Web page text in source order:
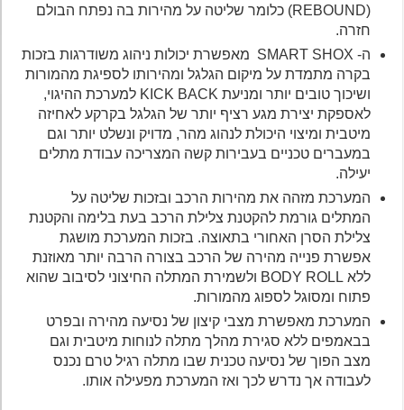
(REBOUND) כלומר שליטה על מהירות בה נפתח הבולם
חזרה.
ה- SMART SHOX מאפשרת יכולות ניהוג משודרגות בזכות
בקרה מתמדת על מיקום הגלגל ומהירותו לספיגת מהמורות
ושיכוך טובים יותר ומניעת KICK BACK למערכת ההיגוי,
לאספקת יצירת מגע רציף יותר של הגלגל בקרקע לאחיזה
מיטבית ומיצוי היכולת לנהוג מהר, מדויק ונשלט יותר וגם
במעברים טכניים בעבירות קשה המצריכה עבודת מתלים
יעילה.
המערכת מזהה את מהירות הרכב ובזכות שליטה על
המתלים גורמת להקטנת צלילת הרכב בעת בלימה והקטנת
צלילת הסרן האחורי בתאוצה. בזכות המערכת מושגת
אפשרת פנייה מהירה של הרכב בצורה הרבה יותר מאוזנת
ללא BODY ROLL ולשמירת המתלה החיצוני לסיבוב שהוא
פתוח ומסוגל לספוג מהמורות.
המערכת מאפשרת מצבי קיצון של נסיעה מהירה ובפרט
בבאמפים ללא סגירת מהלך מתלה לנוחות מיטבית וגם
מצב הפוך של נסיעה טכנית שבו מתלה רגיל טרם נכנס
לעבודה אך נדרש לכך ואז המערכת מפעילה אותו.